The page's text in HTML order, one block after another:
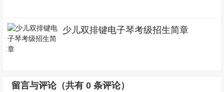
少儿双排键电子琴考级招生简章
留言与评论（共有0 条评论）